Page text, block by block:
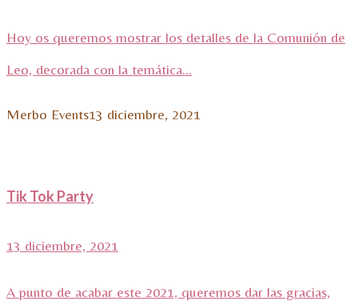
Hoy os queremos mostrar los detalles de la Comunión de
Leo, decorada con la temática...
Merbo Events13 diciembre, 2021
Tik Tok Party
13 diciembre, 2021
A punto de acabar este 2021, queremos dar las gracias,